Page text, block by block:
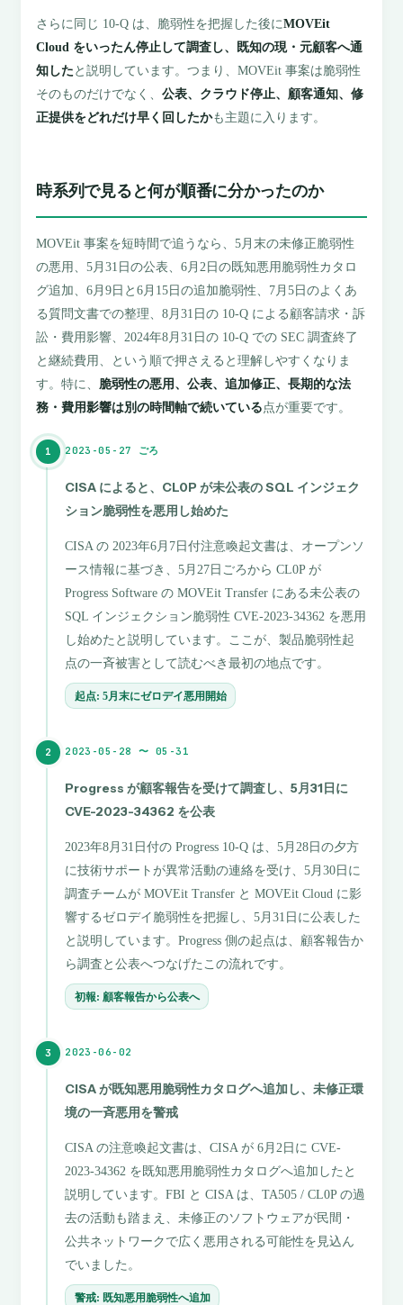
さらに同じ 10-Q は、脆弱性を把握した後にMOVEit
Cloud をいったん停止して調査し、既知の現・元顧客へ通
知した と説明しています。つまり、MOVEit 事案は脆弱性
そのものだけでなく、公表、クラウド停止、顧客通知、修
正提供をどれだけ早く回したかも主題に入ります。
時系列で見ると何が順番に分かったのか
MOVEit 事案を短時間で追うなら、5月末の未修正脆弱性
の悪用、5月31日の公表、6月2日の既知悪用脆弱性カタロ
グ追加、6月9日と6月15日の追加脆弱性、7月5日のよくあ
る質問文書での整理、8月31日の 10-Q による顧客請求・訴
訟・費用影響、2024年8月31日の 10-Q での SEC 調査終了
と継続費用、という順で押さえると理解しやすくなりま
す。特に、 脆弱性の悪用、公表、追加修正、長期的な法
務・費用影響は別の時間軸で続いている 点が重要です。
1 2023-05-27 ごろ
CISA によると、CL0P が未公表の SQL インジェク
ション脆弱性を悪用し始めた
CISA の 2023年6月7日付注意喚起文書は、オープンソ
ース情報に基づき、5月27日ごろから CL0P が
Progress Software の MOVEit Transfer にある未公表の
SQL インジェクション脆弱性 CVE-2023-34362 を悪用
し始めたと説明しています。ここが、製品脆弱性起
点の一斉被害として読むべき最初の地点です。
起点: 5月末にゼロデイ悪用開始
2 2023-05-28 〜 05-31
Progress が顧客報告を受けて調査し、5月31日に
CVE-2023-34362 を公表
2023年8月31日付の Progress 10-Q は、5月28日の夕方
に技術サポートが異常活動の連絡を受け、5月30日に
調査チームが MOVEit Transfer と MOVEit Cloud に影
響するゼロデイ脆弱性を把握し、5月31日に公表した
と説明しています。Progress 側の起点は、顧客報告か
ら調査と公表へつなげたこの流れです。
初報: 顧客報告から公表へ
3 2023-06-02
CISA が既知悪用脆弱性カタログへ追加し、未修正環
境の一斉悪用を警戒
CISA の注意喚起文書は、CISA が 6月2日に CVE-
2023-34362 を既知悪用脆弱性カタログへ追加したと
説明しています。FBI と CISA は、TA505 / CL0P の過
去の活動も踏まえ、未修正のソフトウェアが民間・
公共ネットワークで広く悪用される可能性を見込ん
でいました。
警戒: 既知悪用脆弱性へ追加